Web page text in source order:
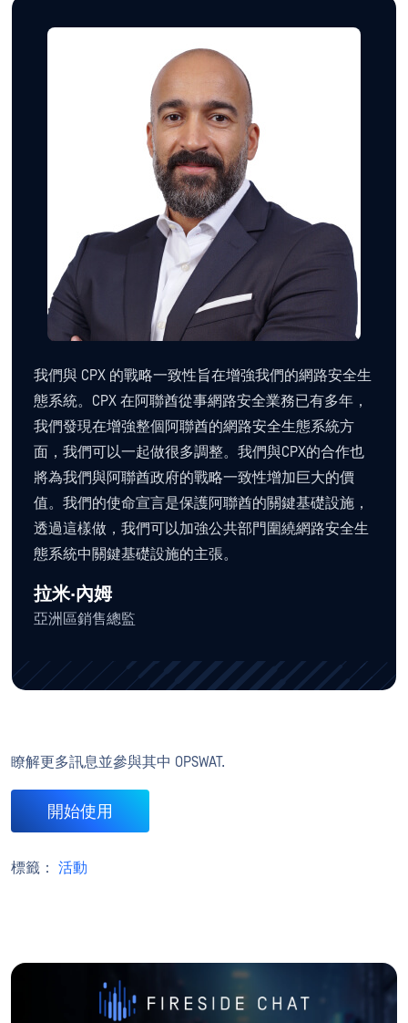
我們與 CPX 的戰略一致性旨在增強我們的網路安全生
態系統。CPX 在阿聯酋從事網路安全業務已有多年，
我們發現在增強整個阿聯酋的網路安全生態系統方
面，我們可以一起做很多調整。我們與CPX的合作也
將為我們與阿聯酋政府的戰略一致性增加巨大的價
值。我們的使命宣言是保護阿聯酋的關鍵基礎設施，
透過這樣做，我們可以加強公共部門圍繞網路安全生
態系統中關鍵基礎設施的主張。
拉米·內姆
亞洲區銷售總監
瞭解更多訊息並參與其中 OPSWAT.
開始使用
標籤： 活動